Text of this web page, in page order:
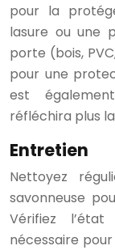
pour la
lasure ou une
porte (bois,
pour une
est
réfléchira plus
Entretien
Nettoyez
savonneuse
Vérifiez
nécessaire